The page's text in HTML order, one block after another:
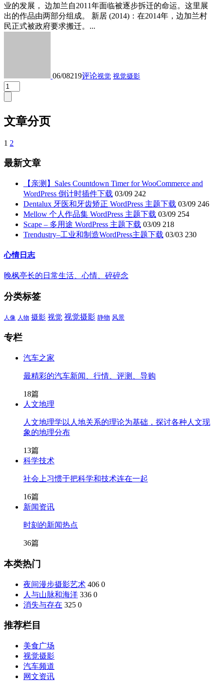
业的发展， 边加兰⾃2011年⾯临被逐步拆迁的命运。这里展
出的作品由两部分组成。 新居 (2014)：在2014年，边加兰村
⺠正式被政府要求搬迁。...
06/08219评论视觉 视觉摄影
文章分页
1 2
最新文章
【亲测】Sales Countdown Timer for WooCommerce and
WordPress 倒计时插件下载 03/09 242
Dentalux 牙医和牙齿矫正 WordPress 主题下载 03/09 246
Mellow 个人作品集 WordPress 主题下载 03/09 254
Scape – 多用途 WordPress 主题下载 03/09 218
Trendustry–工业和制造WordPress主题下载 03/03 230
心情日志
晚枫亭长的日常生活、心情、碎碎念
分类标签
人像 人物 摄影 视觉 视觉摄影 静物 风景
专栏
汽车之家
最精彩的汽车新闻、行情、评测、导购
18篇
人文地理
人文地理学以人地关系的理论为基础，探讨各种人文现
象的地理分布
13篇
科学技术
社会上习惯于把科学和技术连在一起
16篇
新闻资讯
时刻的新闻热点
36篇
本类热门
夜间漫步摄影艺术 406 0
人与山脉和海洋 336 0
消失与存在 325 0
推荐栏目
美食广场
视觉摄影
汽车频道
网文资讯